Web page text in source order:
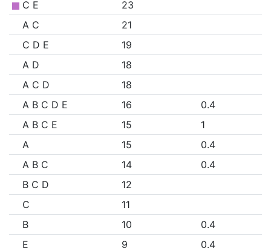
C E
23
A C
21
C D E
19
A D
18
A C D
18
A B C D E
16
0.4
A B C E
15
1
A
15
0.4
A B C
14
0.4
B C D
12
C
11
B
10
0.4
E
9 0.4